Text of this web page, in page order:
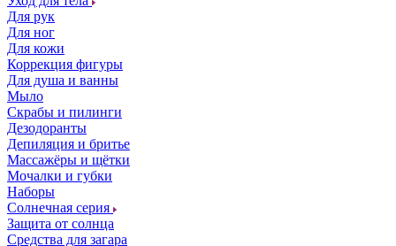
Для рук
Для ног
Для кожи
Коррекция фигуры
Для душа и ванны
Мыло
Скрабы и пилинги
Дезодоранты
Депиляция и бритье
Массажёры и щётки
Мочалки и губки
Наборы
Солнечная серия
Защита от солнца
Средства для загара